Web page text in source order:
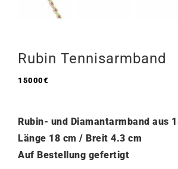
Rubin Tennisarmband
15000€
Rubin- und Diamantarmband aus
Länge 18 cm / Breit 4.3 cm
Auf Bestellung gefertigt